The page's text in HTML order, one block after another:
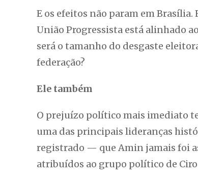
E os efeitos não param em
União Progressista está alinhado
será o tamanho do desgaste
federação?
Ele também
O prejuízo político mais imediato
uma das principais lideranças
registrado — que Amin jamais foi
atribuídos ao grupo político de